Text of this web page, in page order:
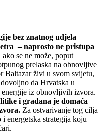
bez znatnog udjela
– naprosto ne pristupa
ako se ne može, poput
prelaska na obnovljive
Baltazar živi u svom svijetu,
da Hrvatska u
iz obnovljivih izvora.
i građana je domaća
Za ostvarivanje tog cilja
energetska strategija koju